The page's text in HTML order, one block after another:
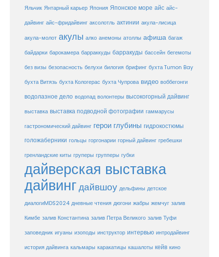
Яльчик Янтарный карьер Япония Японское море айс айс-
дайвинг айс-фридайвинг аксолотль актинии акула-лисица
акула-молот акулы алко анемоны атоллы афиша багаж
байдарки барокамера барраккуды барракуды бассейн бегемоты
без визы безопасность белухи билогия брифинг бухта Tumon Bay
бухта Витязь бухта Кологерас бухта Чупрова видео воббегонги
водолазное дело водопад волонтеры высокогорный дайвинг
выставка выставка подводной фотографии гаммарусы
гастрономический дайвинг герои глубины гидрокостюмы
голожаберники гольцы горгонарии горный дайвинг гребешки
гренландские киты груперы групперы губки
дайверская выставка
дайвингдайвшоу дельфины детское
диалогиMDS2024 дневные чтения дюгони жабры жемчуг залив
Кимбе залив Константина залив Петра Великого залив Туфи
заповедник игуаны изоподы инструктор интервью интродайвинг
история дайвинга кальмары каракатицы кашалоты кейв кино